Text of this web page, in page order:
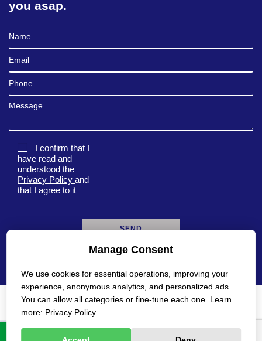
you asap.
Full Name
Email
Phone
Message
I confirm that I
have read and
understood the
Privacy Policy and
that I agree to it
Privacy Policy Accessibility Statement
All rights reserved Gadot 2022 - 2026 Created by
Manage Consent
We use cookies for essential operations, improving your
experience, anonymous analytics, and personalized ads.
You can allow all categories or fine-tune each one. Learn
more: Privacy Policy